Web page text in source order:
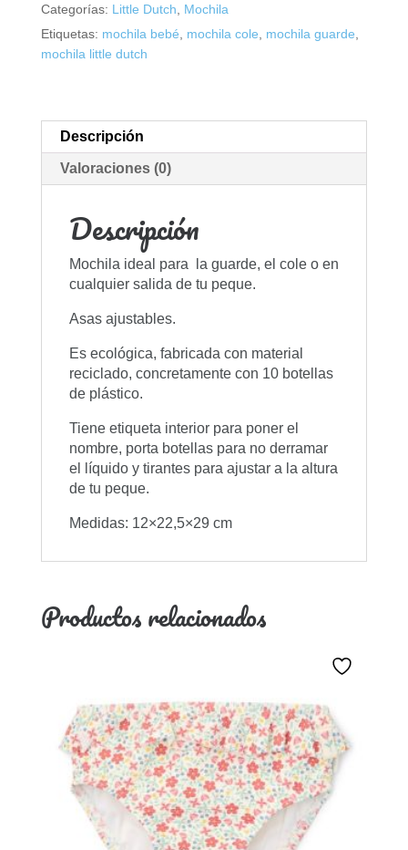
Categorías: Little Dutch
Mochila
Etiquetas: mochila bebé mochila cole mochila guarde
mochila little dutch
Descripción
Valoraciones (0)
Descripción
Mochila ideal para la guarde, el cole o en
cualquier salida de tu peque.
Asas ajustables.
Es ecológica, fabricada con material
reciclado, concretamente con 10 botellas
de plástico.
Tiene etiqueta interior para poner el
nombre, porta botellas para no derramar
el líquido y tirantes para ajustar a la altura
de tu peque.
Medidas: 12×22,5×29 cm
Productos relacionados